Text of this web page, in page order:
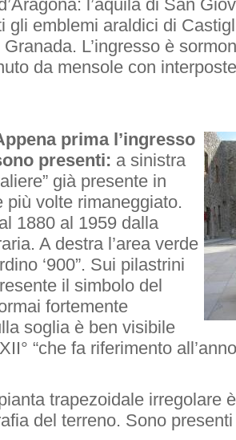
l’aquila di San
gli emblemi araldici di
L’ingresso è
da mensole con
prima l’ingresso
presenti: a sinistra
già presente in
più volte rimaneggiato.
1880 al 1959 dalla
A destra l’area verde
‘900”. Sui pilastrini
il simbolo del
fortemente
soglia è ben visibile
“che fa riferimento
trapezoidale irregolare
del terreno. Sono